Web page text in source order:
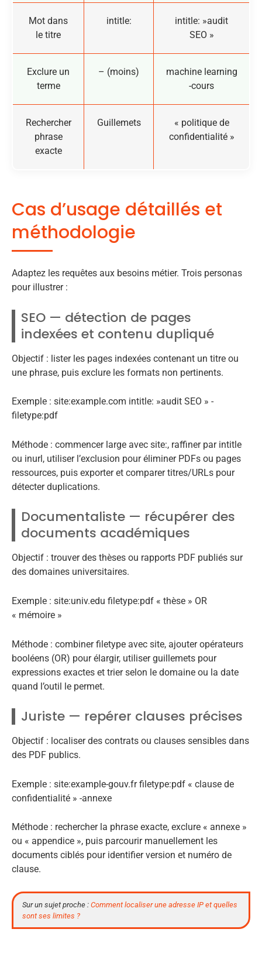
Mot dans
le titre
intitle:
intitle: »audit
SEO »
Exclure un
terme
– (moins)
machine learning
-cours
Rechercher
phrase
exacte
Guillemets
« politique de
confidentialité »
Cas d’usage détaillés et
méthodologie
Adaptez les requêtes aux besoins métier. Trois personas
pour illustrer :
SEO — détection de pages
indexées et contenu dupliqué
Objectif : lister les pages indexées contenant un titre ou
une phrase, puis exclure les formats non pertinents.
Exemple : site:example.com intitle: »audit SEO » -
filetype:pdf
Méthode : commencer large avec site:, raffiner par intitle
ou inurl, utiliser l’exclusion pour éliminer PDFs ou pages
ressources, puis exporter et comparer titres/URLs pour
détecter duplications.
Documentaliste — récupérer des
documents académiques
Objectif : trouver des thèses ou rapports PDF publiés sur
des domaines universitaires.
Exemple : site:univ.edu filetype:pdf « thèse » OR
« mémoire »
Méthode : combiner filetype avec site, ajouter opérateurs
booléens (OR) pour élargir, utiliser guillemets pour
expressions exactes et trier selon le domaine ou la date
quand l’outil le permet.
Juriste — repérer clauses précises
Objectif : localiser des contrats ou clauses sensibles dans
des PDF publics.
Exemple : site:example-gouv.fr filetype:pdf « clause de
confidentialité » -annexe
Méthode : rechercher la phrase exacte, exclure « annexe »
ou « appendice », puis parcourir manuellement les
documents ciblés pour identifier version et numéro de
clause.
Sur un sujet proche : Comment localiser une adresse IP et quelles
sont ses limites ?